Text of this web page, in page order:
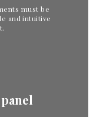
must be
and intuitive